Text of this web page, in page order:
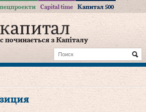
Capital time Капитал 500
починається з Капіталу